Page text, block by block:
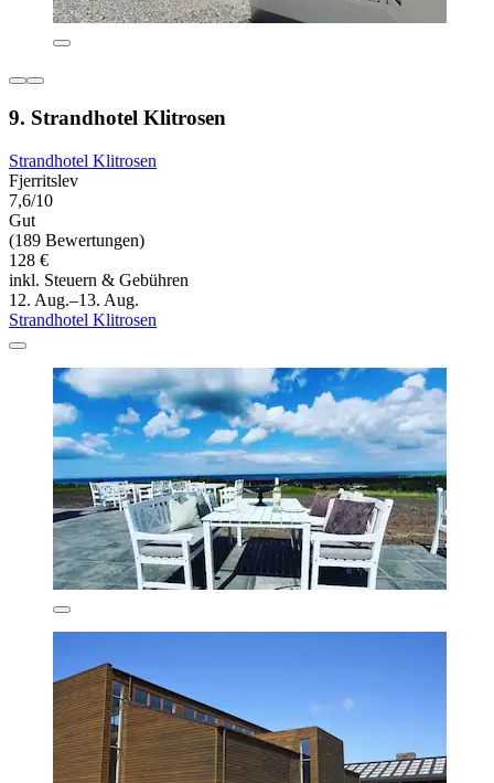
9. Strandhotel Klitrosen
Strandhotel Klitrosen
Fjerritslev
7,6/10
Gut
(189 Bewertungen)
128 €
inkl. Steuern & Gebühren
12. Aug.–13. Aug.
Strandhotel Klitrosen